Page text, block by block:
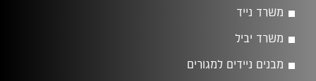
משרד נייד
משרד יביל
מבנים ניידים למגורים